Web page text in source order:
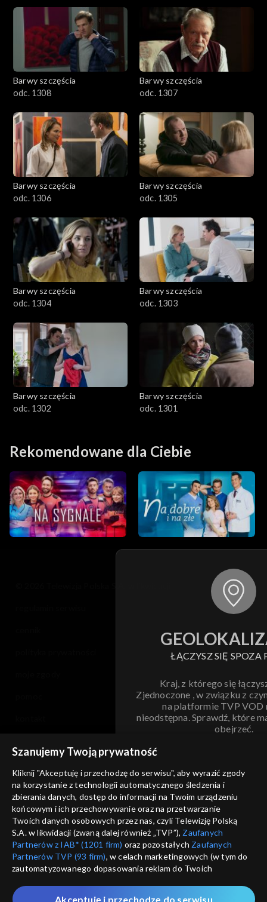
Barwy szczęścia
odc. 1308
Barwy szczęścia
odc. 1307
Barwy szczęścia
odc. 1306
Barwy szczęścia
odc. 1305
Barwy szczęścia
odc. 1304
Barwy szczęścia
odc. 1303
Barwy szczęścia
odc. 1302
Barwy szczęścia
odc. 1301
Rekomendowane dla Ciebie
ŁĄCZYSZ SIĘ SPOZA
Kraj, z którego się
Zjednoczone , w związku z
na platformie TVP VOD
nieodstępna. Sprawdź, które
obejrzeć.
ANULUJ
informacje o dostawcy usług
Szanujemy Twoją prywatność
Kliknij "Akceptuję i przechodzę do serwisu", aby wyrazić zgody
na korzystanie z technologii automatycznego śledzenia i
zbierania danych, dostęp do informacji na Twoim urządzeniu
końcowym i ich przechowywanie oraz na przetwarzanie
Twoich danych osobowych przez nas, czyli Telewizję Polską
S.A. w likwidacji (zwaną dalej również „TVP”), Zaufanych
Partnerów z IAB* (1201 firm) oraz pozostałych Zaufanych
Partnerów TVP (93 firm), w celach marketingowych (w tym do
zautomatyzowanego dopasowania reklam do Twoich
które wskazujemy poniżej, a także zgody na udostępnianie
Akceptuję i przechodzę do serwisu